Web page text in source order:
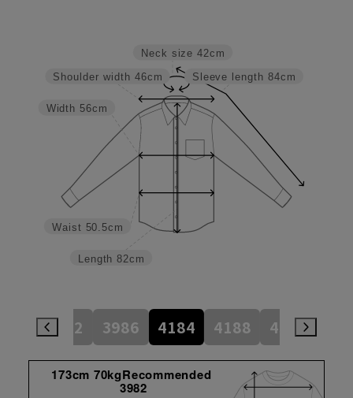
Sleeve length 84cm
Neck size 42cm
Length 82cm
Waist 50.5cm
Width 56cm
Shoulder width 46cm
3982 3986 4184 4188 4386
173cm 70kgRecommended
3982